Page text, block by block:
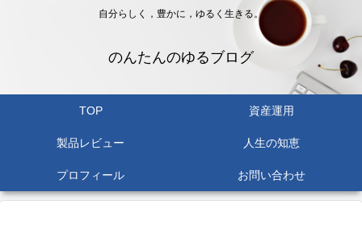
自分らしく，豊かに，ゆるく生きる。
のんたんのゆるブログ
TOP 資産運用
製品レビュー 人生の知恵
プロフィール お問い合わせ